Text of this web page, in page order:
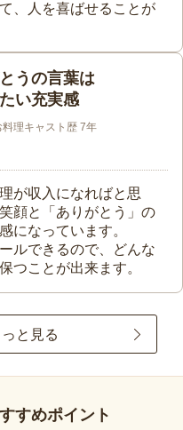
、人を喜ばせることが
うの言葉は
い充実感
料理キャスト歴 7年
が収入になればと思
顔と「ありがとう」の
になっています。
ルできるので、どんな
つことが出来ます。
と見る
すめポイント